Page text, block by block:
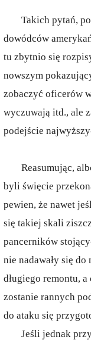
Takich pytań,
dowódców
tu zbytnio się
nowszym
zobaczyć oficerów
wyczuwają itd., ale
podejście
Reasumując,
byli święcie
pewien, że nawet
się takiej skali
pancerników
nie nadawały się do
długiego remontu,
zostanie rannych
do ataku się
Jeśli jednak